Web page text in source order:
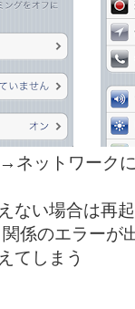
ネットワーク
ない場合は再
係のエラーが
てしまう